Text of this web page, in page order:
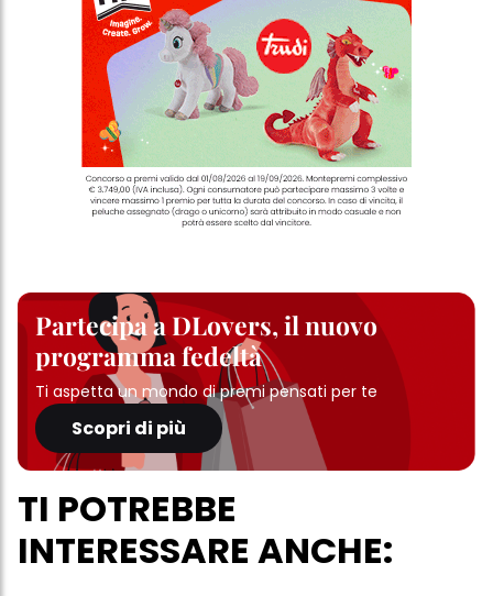
Partecipa a DLovers, il nuovo
programma fedeltà
Ti aspetta un mondo di premi pensati per te
Scopri di più
TI POTREBBE
INTERESSARE ANCHE: